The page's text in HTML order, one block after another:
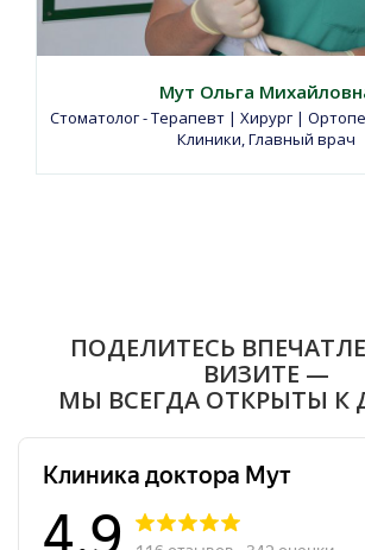
Мут Ольга
Стоматолог - Терапевт | Хирург |
Клиники, Главный врач
ПОДЕЛИТЕСЬ
ВИЗИТЕ —
МЫ ВСЕГДА ОТКРЫТЫ К